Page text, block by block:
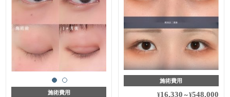
施術費用
施術費用
¥16,330 ～¥548,000